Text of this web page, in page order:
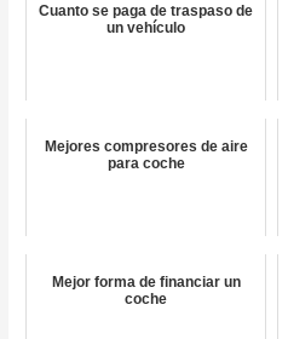
Cuanto se paga de traspaso de
un vehículo
Mejores compresores de aire
para coche
Mejor forma de financiar un
coche